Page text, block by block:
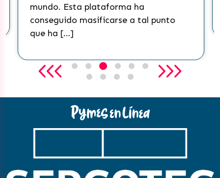
mundo. Esta plataforma ha
conseguido masificarse a tal punto
que ha […]